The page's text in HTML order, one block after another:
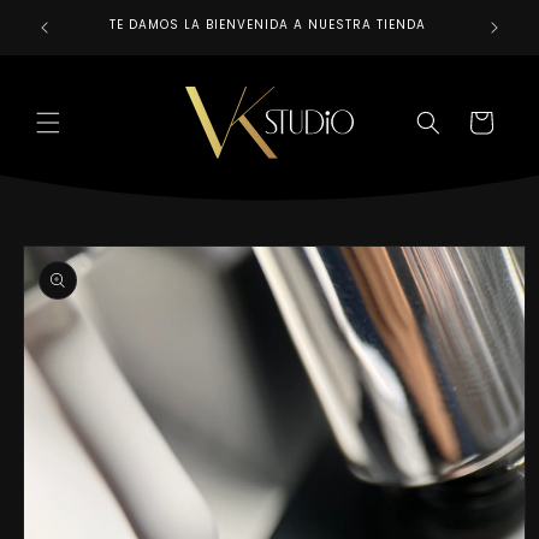
directamenteTE DAMOS LA BIENVENIDA A NUESTRA TIENDA
CARRITO
directamente
información
del producto